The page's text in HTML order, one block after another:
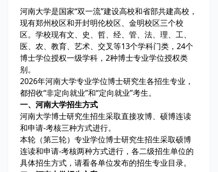
河南大学是国家“双一流”建设高校和省部共建高校，
现有郑州校区和开封明伦校区、金明校区三个校
区。学校现有文、史、哲、经、管、法、理、工、
医、农、教育、艺术、交叉等13个学科门类，24个
博士学位授权一级学科，2种博士专业学位授权类
别。
2026年河南大学专业学位博士研究生各招生专业，
都招收“非定向就业”和“定向就业”考生。
一、河南大学招生方式
河南大学博士研究生招生采取直接攻博、硕博连读
和申请-考核三种方式进行。
本轮（第三轮）专业学位博士研究生招生采取硕博
连读和申请-考核两种方式进行，各二级招生单位的
具体招生方式，请看各单位发布的招生专业目录。